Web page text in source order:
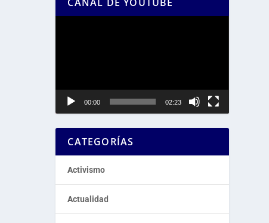
00:00 02:23
CATEGORÍAS
Activismo
Actualidad